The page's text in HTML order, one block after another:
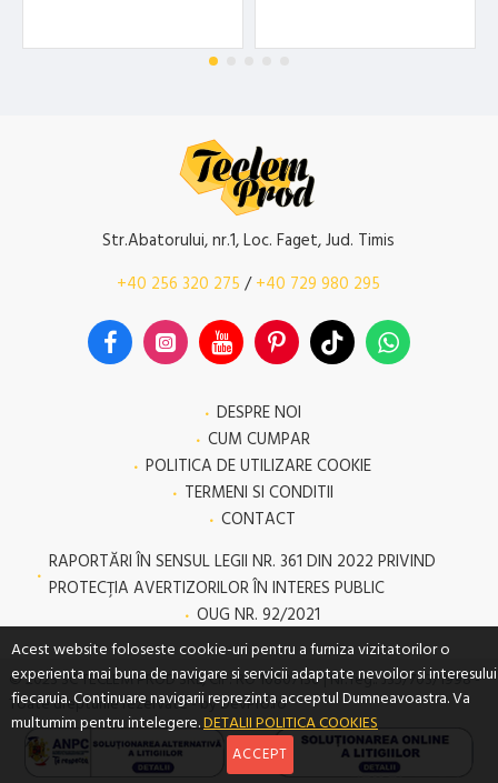
Str.Abatorului, nr.1, Loc. Faget, Jud. Timis
+40 256 320 275 /+40 729 980 295
DESPRE NOI
CUM CUMPAR
POLITICA DE UTILIZARE COOKIE
TERMENI SI CONDITII
CONTACT
RAPORTĂRI ÎN SENSUL LEGII NR. 361 DIN 2022 PRIVIND
PROTECŢIA AVERTIZORILOR ÎN INTERES PUBLIC
OUG NR. 92/2021
© 2023 SC TECLEM PROD SRL, CIF: RO 10807130 | Nr. reg.: J35/703/1998 -
Toate drepturile rezervate - by DevPro.ro
ACCEPT
Acest website foloseste cookie-uri pentru a furniza vizitatorilor o
experienta mai buna de navigare si servicii adaptate nevoilor si interesului
fiecaruia. Continuare navigarii reprezinta acceptul Dumneavoastra. Va
multumim pentru intelegere.DETALII POLITICA COOKIES